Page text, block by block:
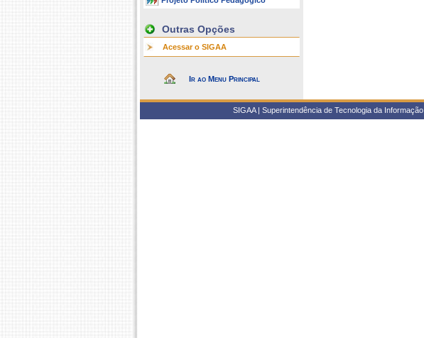
Outras Opções
Acessar o SIGAA
Ir ao Menu Principal
SIGAA | Superintendência de Tecnologia da